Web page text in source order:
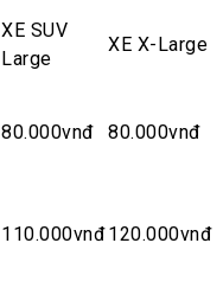
XE SUV
Large
XE X-Large
80.000vnđ 80.000vnđ
110.000vnđ120.000vnđ